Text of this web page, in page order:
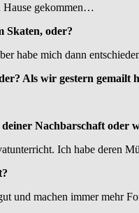
Hause gekommen…
Skaten, oder?
habe mich dann
Als wir gestern
Nachbarschaft oder
Ich habe deren
und machen immer mehr